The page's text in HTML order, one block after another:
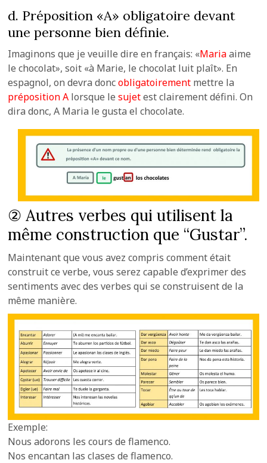
d. Préposition «A» obligatoire devant
une personne bien définie.
Imaginons que je veuille dire en français: «Mariaaime
le chocolat», soit «à Marie, le chocolat luit plaît». En
espagnol, on devra doncobligatoirement mettre la
préposition A lorsque lesujetest clairement défini. On
dira donc, A Maria le gusta el chocolate.
② Autres verbes qui utilisent la
même construction que “Gustar”.
Maintenant que vous avez compris comment était
construit ce verbe, vous serez capable d’exprimer des
sentiments avec des verbes qui se construisent de la
même manière.
Exemple:
Nous adorons les cours de flamenco.
Nos encantan las clases de flamenco.